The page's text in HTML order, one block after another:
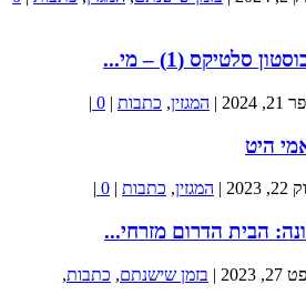
2024
| המגזין, כתבות |
0
|
2023
| המגזין, כתבות |
0
|
הבית הדרום מזרחי...
2023
| בזמן שישנתם, כתבות,